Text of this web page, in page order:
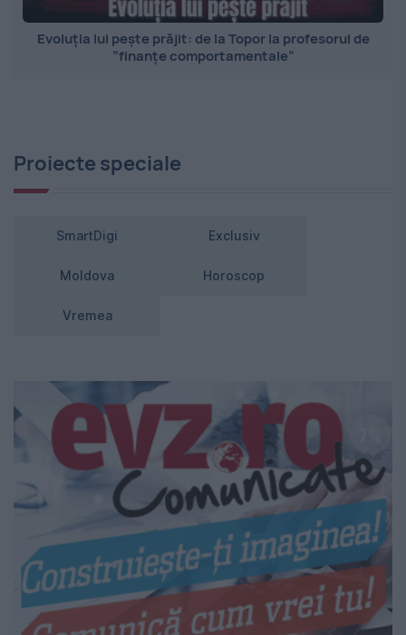
Evoluția lui pește prăjit: de la Topor la profesorul de
”finanțe comportamentale”
Proiecte speciale
SmartDigi Exclusiv
Moldova Horoscop
Vremea